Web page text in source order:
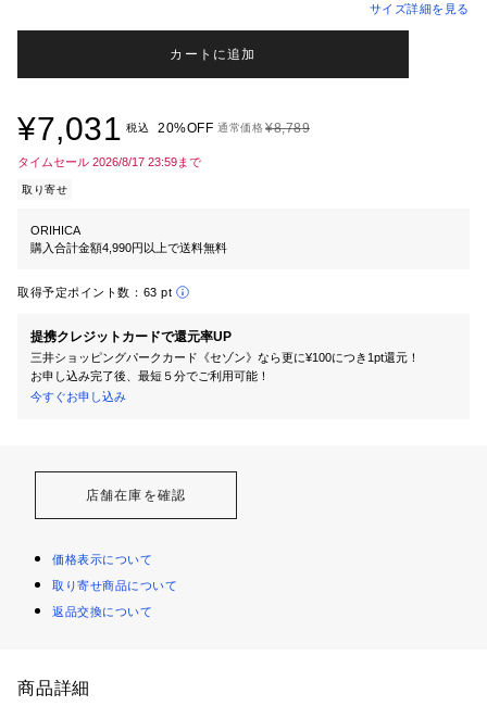
サイズ詳細を見る
カートに追加
¥7,031 税込 20%OFF 通常価格¥8,789
タイムセール 2026/8/17 23:59まで
取り寄せ
ORIHICA
購入合計金額4,990円以上で送料無料
取得予定ポイント数： 63 pt
提携クレジットカードで還元率UP
三井ショッピングパークカード《セゾン》なら更に¥100につき1pt還元！
お申し込み完了後、最短５分でご利用可能！
今すぐお申し込み
店舗在庫を確認
価格表示について
取り寄せ商品について
返品交換について
商品詳細